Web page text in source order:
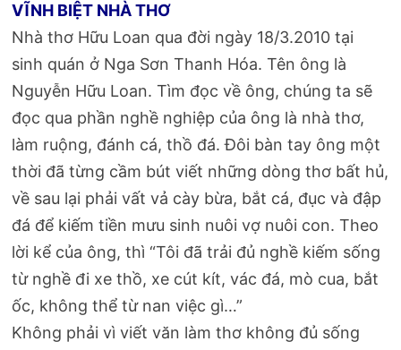
VĨNH BIỆT NHÀ THƠ
Nhà thơ Hữu Loan qua đời ngày 18/3.2010 tại
sinh quán ở Nga Sơn Thanh Hóa. Tên ông là
Nguyễn Hữu Loan. Tìm đọc về ông, chúng ta sẽ
đọc qua phần nghề nghiệp của ông là nhà thơ,
làm ruộng, đánh cá, thồ đá. Đôi bàn tay ông một
thời đã từng cầm bút viết những dòng thơ bất hủ,
về sau lại phải vất vả cày bừa, bắt cá, đục và đập
đá để kiếm tiền mưu sinh nuôi vợ nuôi con. Theo
lời kể của ông, thì “Tôi đã trải đủ nghề kiếm sống
từ nghề đi xe thồ, xe cút kít, vác đá, mò cua, bắt
ốc, không thể từ nan việc gì…”
Không phải vì viết văn làm thơ không đủ sống